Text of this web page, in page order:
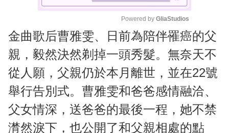
M
t
Powered by GliaStudios
金曲歌后曹雅雯、日前為陪伴罹癌的父
親，毅然決然剃掉一頭秀髮。無奈天不
從人願，父親仍於本月離世，並在22號
舉行告別式。曹雅雯和爸爸感情融洽、
父女情深，送爸爸的最後一程，她不禁
潸然淚下，也公開了和父親相處的點